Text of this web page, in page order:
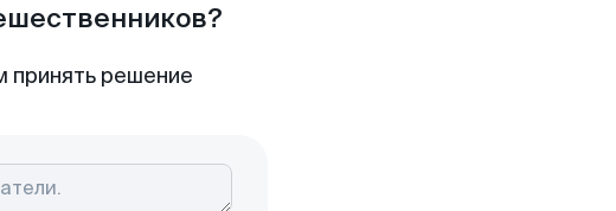
принять решение